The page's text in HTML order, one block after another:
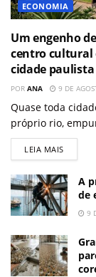
ECONOMIA
Um engenho
centro cultural
cidade
POR ANA 9 DE
Quase toda
próprio rio,
LEIA MAIS
A
de
9